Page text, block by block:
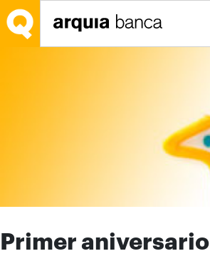
Saltar al contenido principal
Primer aniversario